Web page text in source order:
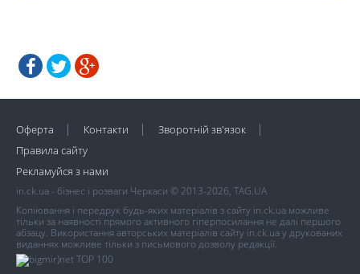
Оферта Контакти
Зворотній зв'язок
Правила сайту
Рекламуйся з нами
in.ck.ua - бізнес і розваги Черкаси © 2013-2026, TAG.UA
Копіювання і передрук будь-яких матеріалів з сайту in.ck.ua можливе
тільки за наявності прямого активного гіперпосилання не далі першого
абзацу. Використання авторських матеріалів сайту in.ck.ua у друкованих
виданнях можливе тільки з письмового дозволу редакції.